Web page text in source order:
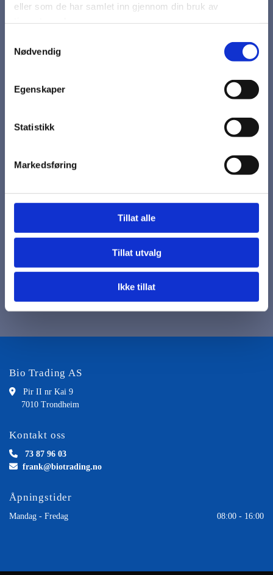
eller som de har samlet inn gjennom din bruk av
Nødvendig
Egenskaper
Statistikk
Markedsføring
Tillat alle
Tillat utvalg
Ikke tillat
Fleecejakke, dame
kr 465,00
To framlommer med glidelås. Figursydd. For i framstykke.
Bio Trading AS
 Pir II nr Kai 9
7010 Trondheim
Kontakt oss
 73 87 96 03
 frank@biotrading.no
Åpningstider
Mandag - Fredag 08:00 - 16:00